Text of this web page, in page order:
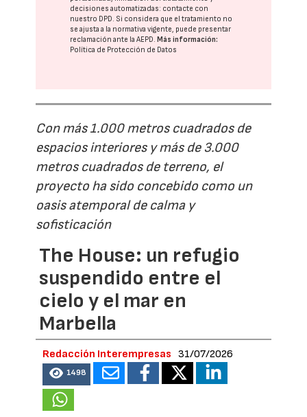
decisiones automatizadas: contacte con
nuestro DPD. Si considera que el tratamiento no
se ajusta a la normativa vigente, puede presentar
reclamación ante laAEPD. Más información:
Política de Protección de Datos
Con más 1.000 metros cuadrados de
espacios interiores y más de 3.000
metros cuadrados de terreno, el
proyecto ha sido concebido como un
oasis atemporal de calma y
sofisticación
The House: un refugio
suspendido entre el
cielo y el mar en
Marbella
Redacción Interempresas 31/07/2026
1498